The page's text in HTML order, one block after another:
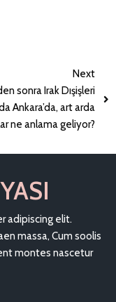
Next
sonra Irak Dışişleri
Ankara’da, art arda
ne anlama geliyor?
adipiscing elit.
massa, Cum soolis
montes nascetur